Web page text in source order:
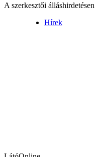
A szerkesztői
Hírek